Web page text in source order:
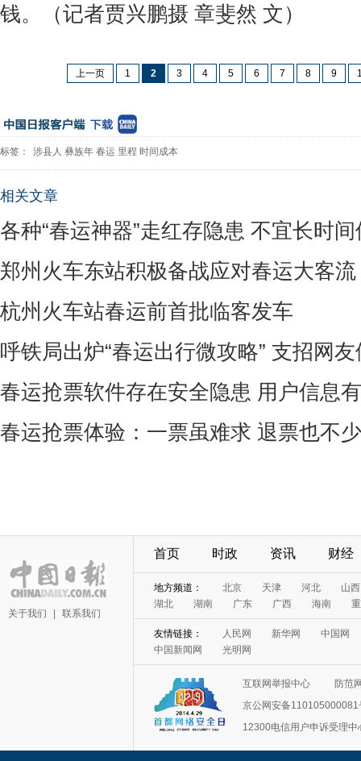
钱。（记者贾兴鹏摄 章斐然 文）
上一页 1 2 3 4 5 6 7 8 9
标签： 涉县人 彝族年 春运 里程 时间成本
相关文章
各种“春运神器”走红存隐患 不宜长时
郑州火车东站积极备战应对春运大客流
杭州火车站春运前首批临客发车
呼铁局出炉“春运出行微攻略” 支招网
春运抢票软件存在安全隐患 用户信息
春运抢票体验：一票虽难求 退票也不少
关于我们 联系我们
首页 时政 资讯 财经
地方频道： 北京 天津 河北
山西
湖北
湖南 广东 广西 海南
友情链接： 人民网 新华网
中国网
中国新闻网
光明网
互联网举报中心
防范
京公网安备110105000081
12300电信用户申诉受理中